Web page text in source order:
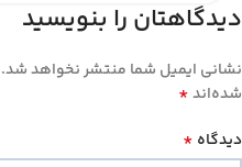
دیدگاهتان را بنویسید
نشانی ایمیل شما منتشر نخواهد شد.
شده‌اند*
دیدگاه *